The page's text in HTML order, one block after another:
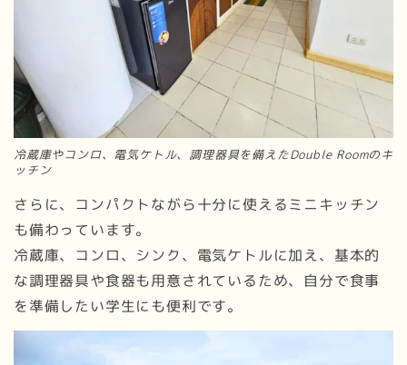
冷蔵庫やコンロ、電気ケトル、調理器具を備えたDouble Roomのキ
ッチン
さらに、コンパクトながら十分に使えるミニキッチン
も備わっています。
冷蔵庫、コンロ、シンク、電気ケトルに加え、基本的
な調理器具や食器も用意されているため、自分で食事
を準備したい学生にも便利です。